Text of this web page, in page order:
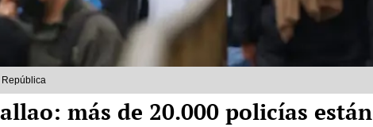
más de 20.000 policías están